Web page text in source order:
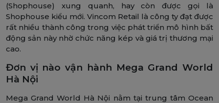
(Shophouse) xung quanh, hay còn được gọi là
Shophouse kiểu mới. Vincom Retail là công ty đạt được
rất nhiều thành công trong việc phát triển mô hình bất
động sản này nhờ chức năng kép và giá trị thương mại
cao.
Đơn vị nào vận hành Mega Grand World
Hà Nội
Mega Grand World Hà Nội nằm tại trung tâm Ocean